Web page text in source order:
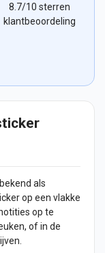
8.7/10 sterren
klantbeoordeling
als
op een vlakke
op te
of in de